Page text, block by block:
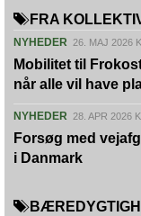
FRA
NYHEDER 26. MAJ 2026
Mobilitet til
når alle vil have
NYHEDER 28. APR 2026
Forsøg med
i Danmark